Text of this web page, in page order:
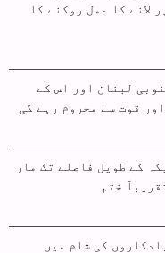
لانے کا عمل روکنے کا
لبنان اور اس کے
قوت سے محروم رہے گی
کے طویل فاصلے تک مار
ختم
کی شام میں